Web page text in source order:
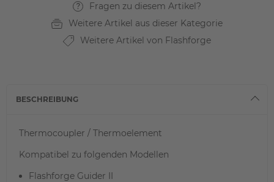
Fragen zu diesem Artikel?
Weitere Artikel aus dieser Kategorie
Weitere Artikel von Flashforge
BESCHREIBUNG
Thermocoupler / Thermoelement
Kompatibel zu folgenden Modellen
Flashforge Guider II